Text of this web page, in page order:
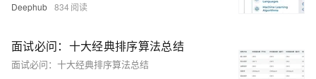
Deephub 834
面试必问：十大经典排序算法总结
面试必问：十大经典排序算法总结